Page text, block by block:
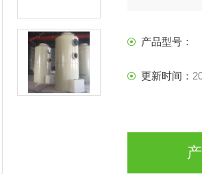
产品型号：
更新时间：